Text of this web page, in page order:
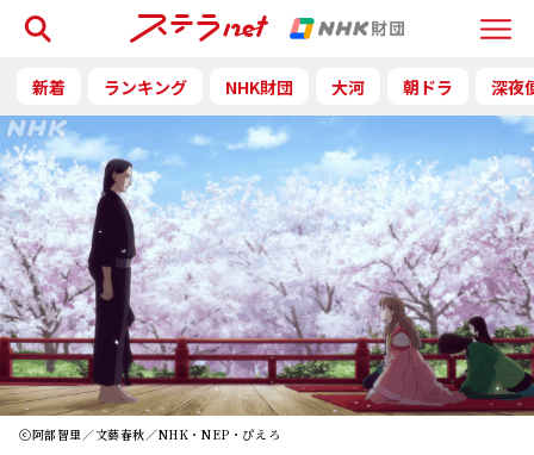
Menu
検索
新着 ランキング NHK財団 大河 朝ドラ 深夜
ⓒ阿部智里／文藝春秋／NHK・NEP・ぴえろ